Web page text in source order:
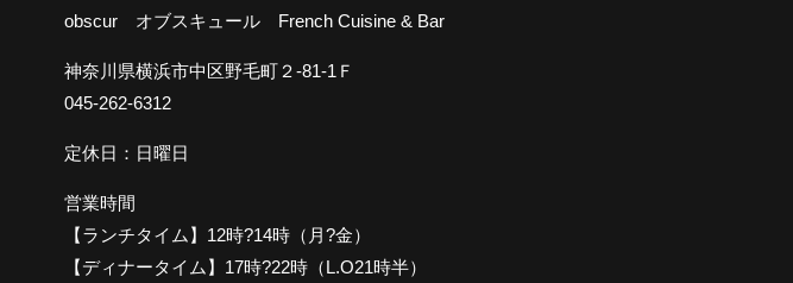
obscur オブスキュール French Cuisine & Bar
神奈川県横浜市中区野毛町２-81-1Ｆ
045-262-6312
定休日：日曜日
営業時間
【ランチタイム】12時?14時（月?金）
【ディナータイム】17時?22時（L.O21時半）